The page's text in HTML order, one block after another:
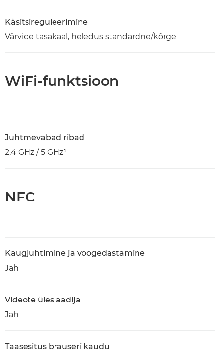
Käsitsireguleerimine
Värvide tasakaal, heledus standardne/kõrge
WiFi-funktsioon
Juhtmevabad ribad
2,4 GHz / 5 GHz¹
NFC
Kaugjuhtimine ja voogedastamine
Jah
Videote üleslaadija
Jah
Taasesitus brauseri kaudu